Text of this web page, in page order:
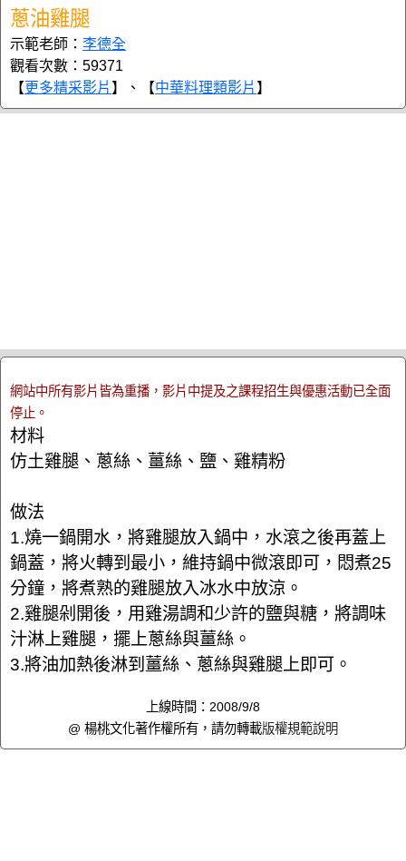
蔥油雞腿
示範老師： 李德全
觀看次數：59371
【更多精采影片 】、【中華料理類影片 】
網站中所有影片皆為重播，影片中提及之課程招生與優惠活動已全面
停止。
材料
仿土雞腿、蔥絲、薑絲、鹽、雞精粉
做法
1.燒一鍋開水，將雞腿放入鍋中，水滾之後再蓋上
鍋蓋，將火轉到最小，維持鍋中微滾即可，悶煮25
分鐘，將煮熟的雞腿放入冰水中放涼。
2.雞腿剁開後，用雞湯調和少許的鹽與糖，將調味
汁淋上雞腿，擺上蔥絲與薑絲。
3.將油加熱後淋到薑絲、蔥絲與雞腿上即可。
上線時間：2008/9/8
@ 楊桃文化著作權所有，請勿轉載版權規範說明